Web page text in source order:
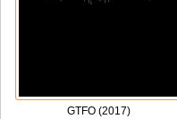
GTFO (2017)